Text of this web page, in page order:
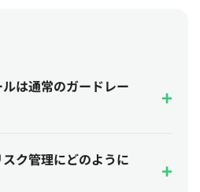
は通常のガードレー
ク管理にどのように